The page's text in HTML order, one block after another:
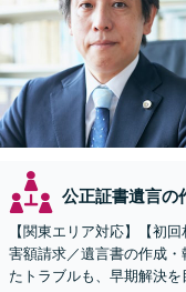
公正証書遺言の
【関東エリア対応】【初
害額請求／遺言書の作成
たトラブルも、早期解決